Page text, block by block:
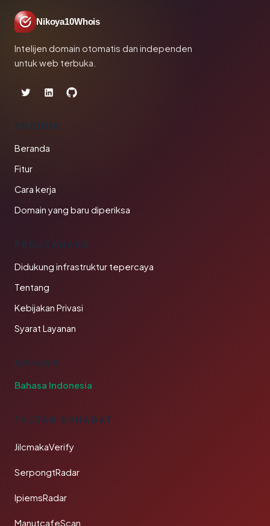
Nikoya10Whois
Intelijen domain otomatis dan independen
untuk web terbuka.
PRODUK
Beranda
Fitur
Cara kerja
Domain yang baru diperiksa
PERUSAHAAN
Didukung infrastruktur tepercaya
Tentang
Kebijakan Privasi
Syarat Layanan
BAHASA
Bahasa Indonesia
TAUTAN SAHABAT
JilcmakaVerify
SerpongtRadar
IpiemsRadar
ManutcafeScan